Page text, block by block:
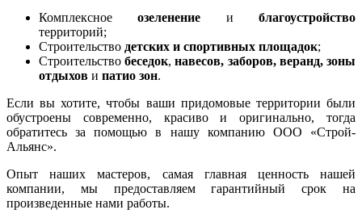
Комплексноеозеленение иблагоустройство
территорий;
Строительство детских и спортивных площадок;
Строительствобеседок,навесов, заборов, веранд, зоны
отдыхов и патио зон.
Если вы хотите, чтобы ваши придомовые территории были
обустроены современно, красиво и оригинально, тогда
обратитесь за помощью в нашу компанию ООО «Строй-
Альянс».
Опыт наших мастеров, самая главная ценность нашей
компании, мы предоставляем гарантийный срок на
произведенные нами работы.